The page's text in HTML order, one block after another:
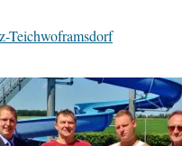
Teichwoframsdorf